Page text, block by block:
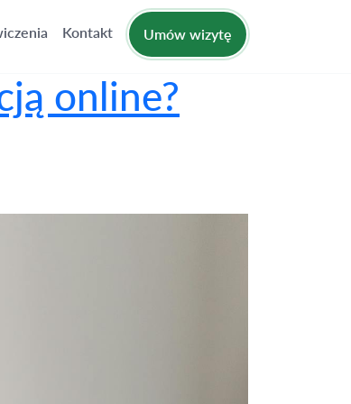
Kontakt Umów wizytę
online?